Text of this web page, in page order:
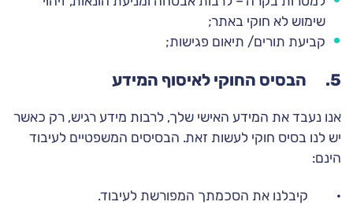
שימוש לא חוקי באתר;
קביעת תורים/ תיאום פגישות;
5. הבסיס החוקי לאיסוף המידע
אנו נעבד את המידע האישי שלך, לרבות מידע רגיש, רק כאשר
יש לנו בסיס חוקי לעשות זאת. הבסיסים המשפטיים לעיבוד
הינם:
· קיבלנו את הסכמתך המפורשת לעיבוד.